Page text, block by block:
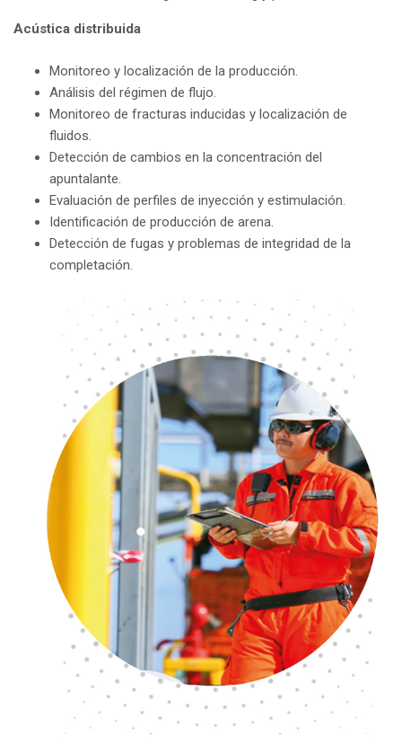
Acústica distribuida
Monitoreo y localización de la producción.
Análisis del régimen de flujo.
Monitoreo de fracturas inducidas y localización de
fluidos.
Detección de cambios en la concentración del
apuntalante.
Evaluación de perfiles de inyección y estimulación.
Identificación de producción de arena.
Detección de fugas y problemas de integridad de la
completación.